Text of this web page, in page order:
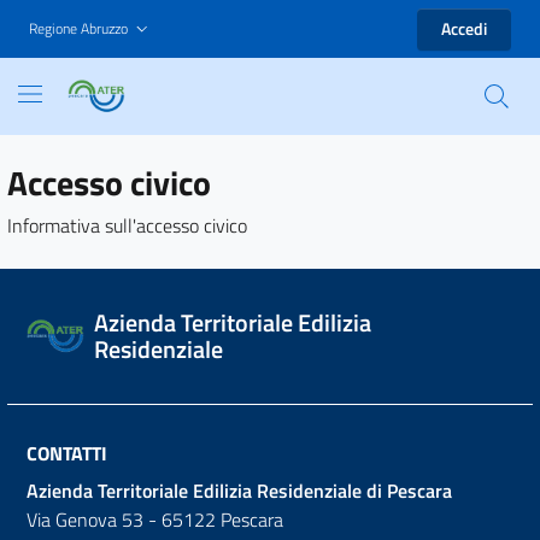
Regione Abruzzo Accedi
Accesso civico
Informativa sull'accesso civico
Azienda Territoriale Edilizia
Residenziale
CONTATTI
Azienda Territoriale Edilizia Residenziale di Pescara
Via Genova 53 - 65122 Pescara